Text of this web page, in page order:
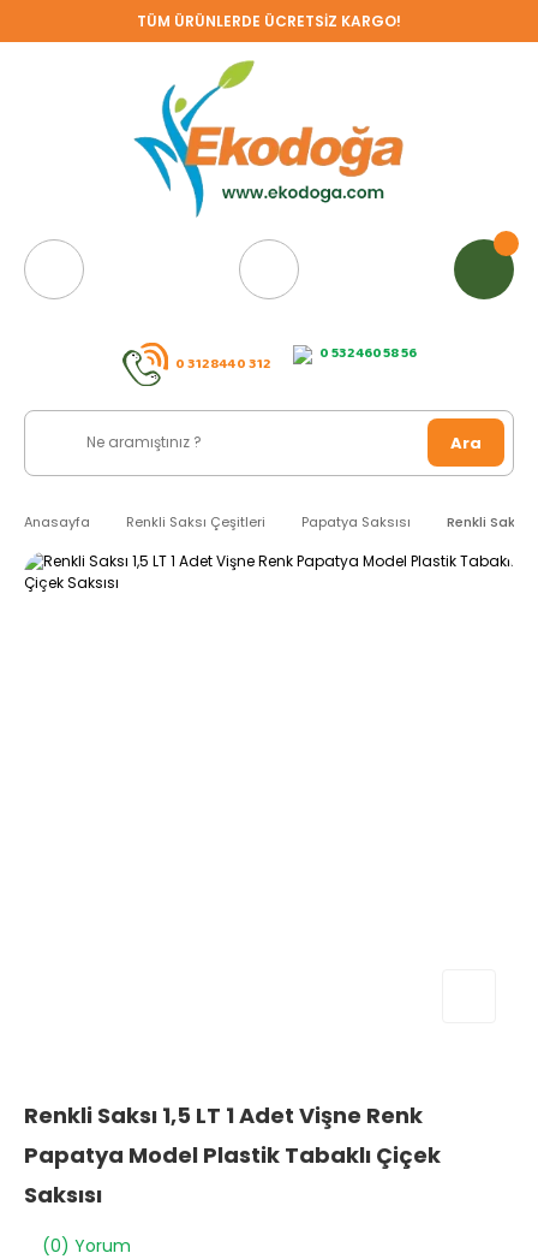
TÜM ÜRÜNLERDE ÜCRETSİZ KARGO!
0 312 844 0 312 0 532 460 58 56
Ara
Anasayfa Renkli Saksı Çeşitleri Papatya Saksısı Renkli Saksı
Renkli Saksı 1,5 LT 1 Adet Vişne Renk
Papatya Model Plastik Tabaklı Çiçek
Saksısı
(0) Yorum